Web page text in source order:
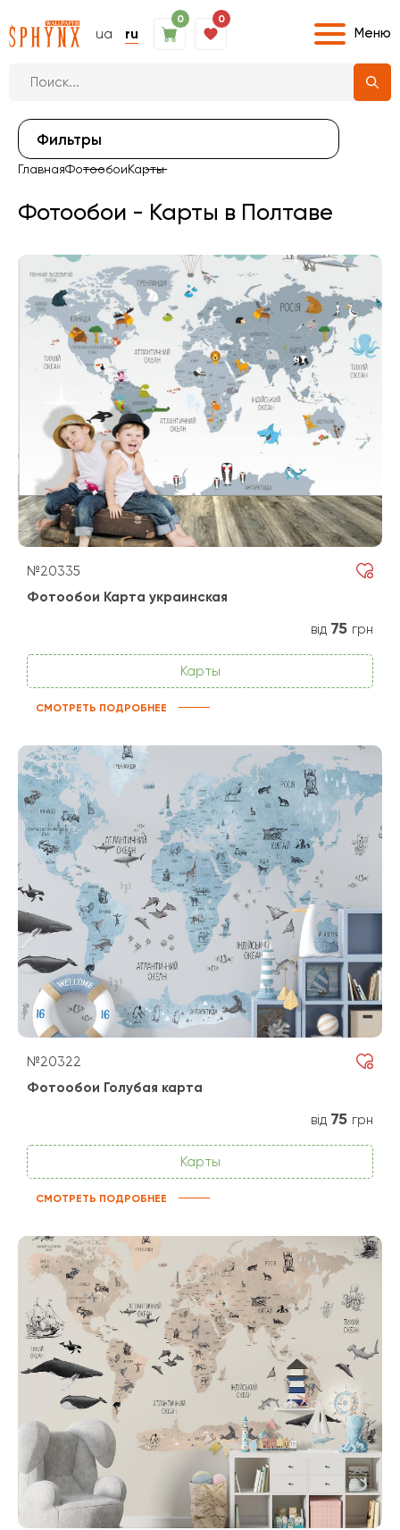
ua ru
0 0
Меню
Фильтры
ГлавнаяФотообоиКарты
Фотообои - Карты в Полтаве
№20335
Фотообои Карта украинская
від 75 грн
Карты
СМОТРЕТЬ ПОДРОБНЕЕ
№20322
Фотообои Голубая карта
від 75 грн
Карты
СМОТРЕТЬ ПОДРОБНЕЕ